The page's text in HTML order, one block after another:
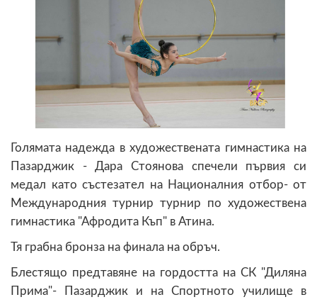
Голямата надежда в художествената гимнастика на
Пазарджик - Дара Стоянова спечели първия си
медал като състезател на Националния отбор- от
Международния турнир турнир по художествена
гимнастика "Афродита Къп" в Атина.
Тя грабна бронза на финала на обръч.
Блестящо предтавяне на гордостта на СК "Диляна
Прима"- Пазарджик и на Спортното училище в